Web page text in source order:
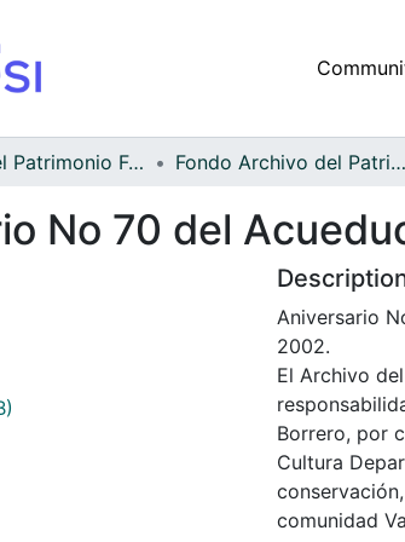
Archivo del Patrimonio Fotográfico y Fílmico del Valle del Cauca Fondo Archivo del Patrimonio Fotográfico y Fílmico del Valle del Cauca
No 70 del
Aniversario
2002.
El Archivo
Borrero, por
Cultura
comunidad